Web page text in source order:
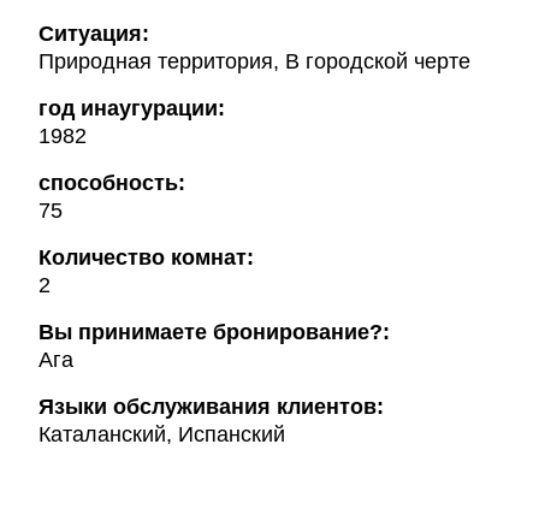
Ситуация:
Природная территория, В городской черте
год инаугурации:
1982
способность:
75
Количество комнат:
2
Вы принимаете бронирование?:
Ага
Языки обслуживания клиентов:
Каталанский, Испанский